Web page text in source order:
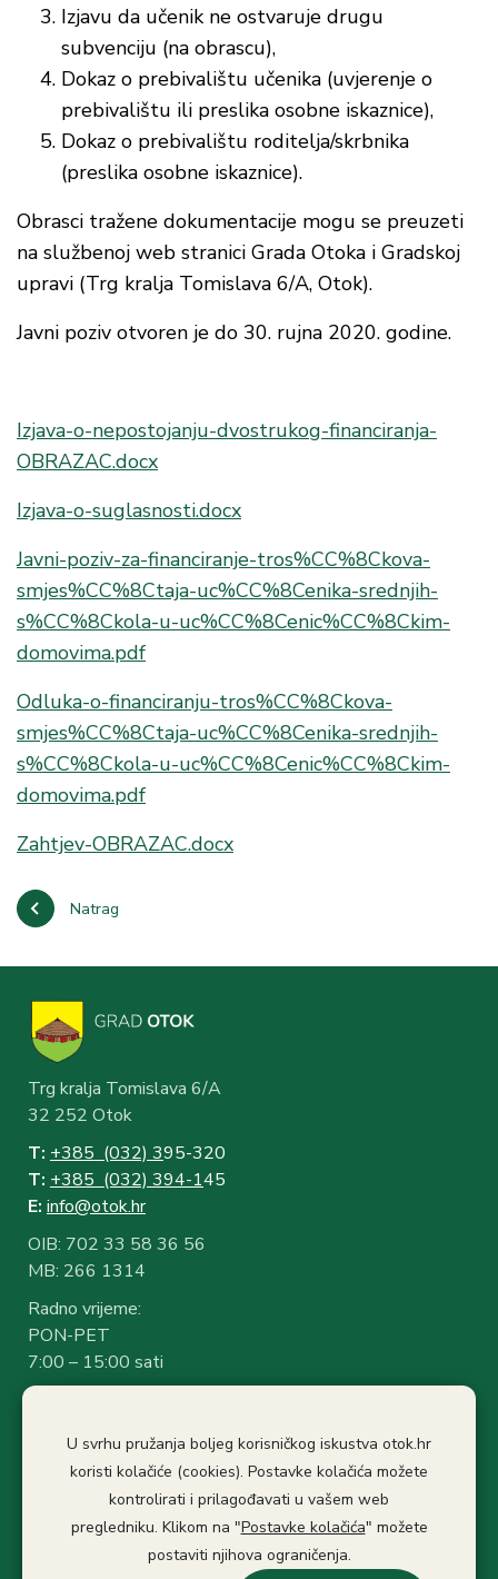
Natrag
Izjavu da učenik ne ostvaruje drugu
subvenciju (na obrascu),
Dokaz o prebivalištu učenika (uvjerenje o
prebivalištu ili preslika osobne iskaznice),
Dokaz o prebivalištu roditelja/skrbnika
(preslika osobne iskaznice).
Obrasci tražene dokumentacije mogu se preuzeti
na službenoj web stranici Grada Otoka i Gradskoj
upravi (Trg kralja Tomislava 6/A, Otok).
Javni poziv otvoren je do 30. rujna 2020. godine.
Izjava-o-nepostojanju-dvostrukog-financiranja-
OBRAZAC.docx
Izjava-o-suglasnosti.docx
Javni-poziv-za-financiranje-tros%CC%8Ckova-
smjes%CC%8Ctaja-uc%CC%8Cenika-srednjih-
s%CC%8Ckola-u-uc%CC%8Cenic%CC%8Ckim-
domovima.pdf
Odluka-o-financiranju-tros%CC%8Ckova-
smjes%CC%8Ctaja-uc%CC%8Cenika-srednjih-
s%CC%8Ckola-u-uc%CC%8Cenic%CC%8Ckim-
domovima.pdf
Zahtjev-OBRAZAC.docx
Trg kralja Tomislava 6/A
32 252 Otok
T: +385 (032) 395-320
T: +385 (032) 394-145
E: info@otok.hr
OIB: 702 33 58 36 56
MB: 266 1314
Radno vrijeme:
PON-PET
7:00 – 15:00 sati
Stanka: 10:30-11.00
Politika privatnosti
Izjava o pristupačnosti
Pristup informacijama
U svrhu pružanja boljeg korisničkog iskustva otok.hr
koristi kolačiće (cookies). Postavke kolačića možete
kontrolirati i prilagođavati u vašem web
pregledniku. Klikom na "Postavke kolačića" možete
postaviti njihova ograničenja.